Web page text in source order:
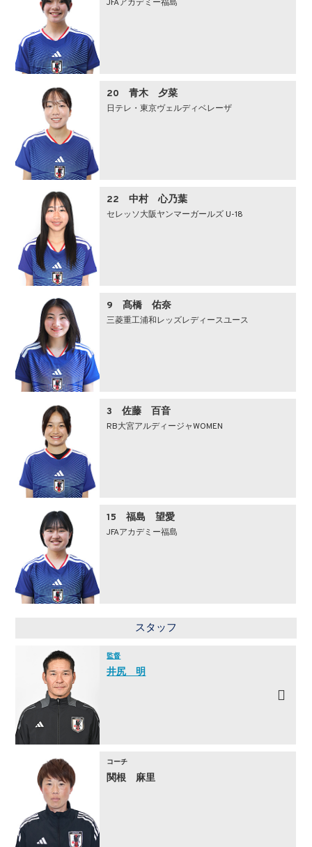
JFAアカデミー福島
20 青木 夕菜
日テレ・東京ヴェルディベレーザ
22 中村 心乃葉
セレッソ大阪ヤンマーガールズ U-18
9 髙橋 佑奈
三菱重工浦和レッズレディースユース
3 佐藤 百音
RB大宮アルディージャWOMEN
15 福島 望愛
JFAアカデミー福島
スタッフ
監督
井尻 明
コーチ
関根 麻里